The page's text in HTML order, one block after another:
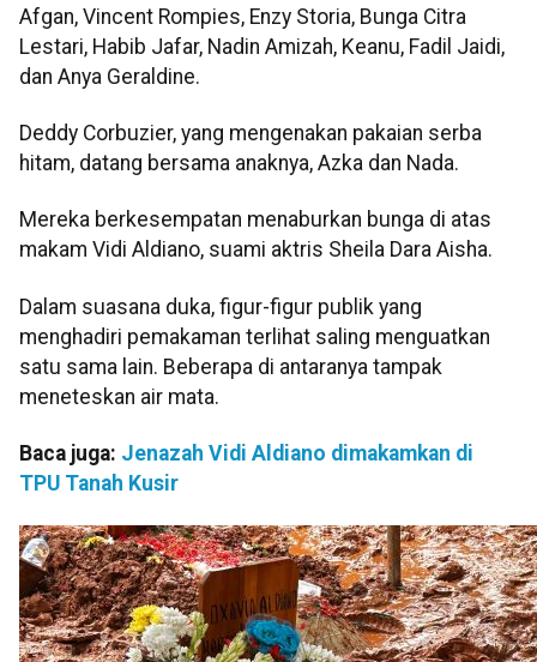
Afgan, Vincent Rompies, Enzy Storia, Bunga Citra
Lestari, Habib Jafar, Nadin Amizah, Keanu, Fadil Jaidi,
dan Anya Geraldine.
Deddy Corbuzier, yang mengenakan pakaian serba
hitam, datang bersama anaknya, Azka dan Nada.
Mereka berkesempatan menaburkan bunga di atas
makam Vidi Aldiano, suami aktris Sheila Dara Aisha.
Dalam suasana duka, figur-figur publik yang
menghadiri pemakaman terlihat saling menguatkan
satu sama lain. Beberapa di antaranya tampak
meneteskan air mata.
Baca juga: Jenazah Vidi Aldiano dimakamkan di
TPU Tanah Kusir